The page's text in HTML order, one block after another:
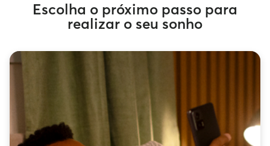
Escolha o próximo passo para
realizar o seu sonho